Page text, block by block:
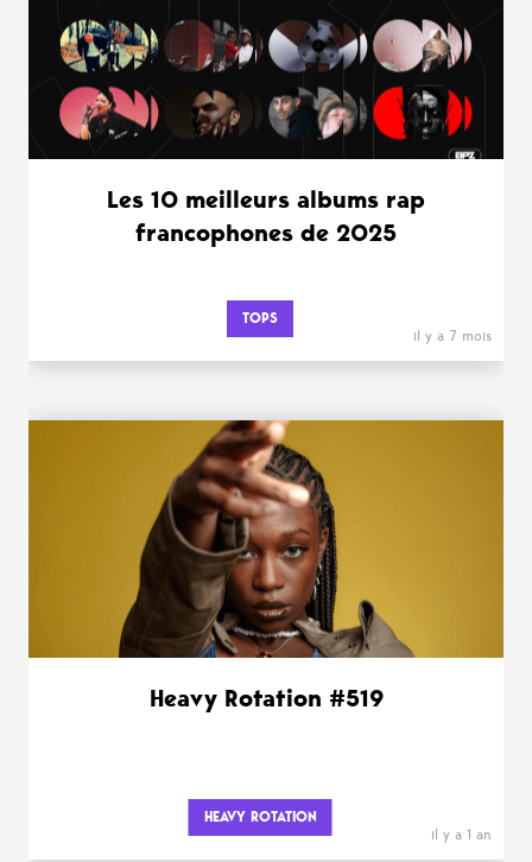
Les 10 meilleurs albums rap
francophones de 2025
TOPS
il y a 7 mois
Heavy Rotation #519
HEAVY ROTATION
il y a 1 an